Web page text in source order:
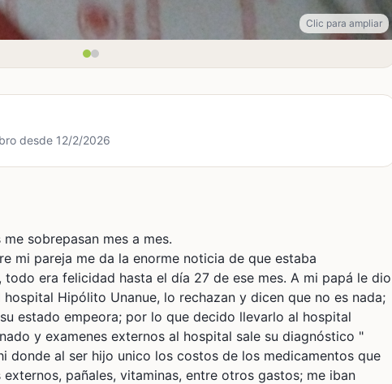
Clic para ampliar
desde 12/2/2026
sobrepasan mes a mes.
mi pareja me da la enorme noticia de que estaba
era felicidad hasta el día 27 de ese mes. A mi papá le dio
Hipólito Unanue, lo rechazan y dicen que no es nada;
estado empeora; por lo que decido llevarlo al hospital
y examenes externos al hospital sale su diagnóstico "
donde al ser hijo unico los costos de los medicamentos que
pañales, vitaminas, entre otros gastos; me iban